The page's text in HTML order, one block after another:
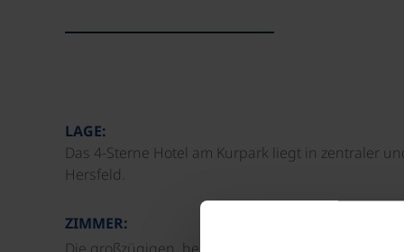
LAGE:
Das 4-Sterne Hotel am Kurpark liegt in zentraler
Hersfeld.
ZIMMER:
Die großzügigen, hellen Zimmer sind stilvoll